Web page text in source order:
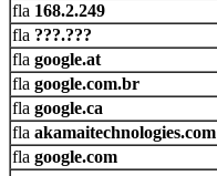
168.2.249
???.???
google.at
google.com.br
google.ca
akamaitechnologies.com
google.com